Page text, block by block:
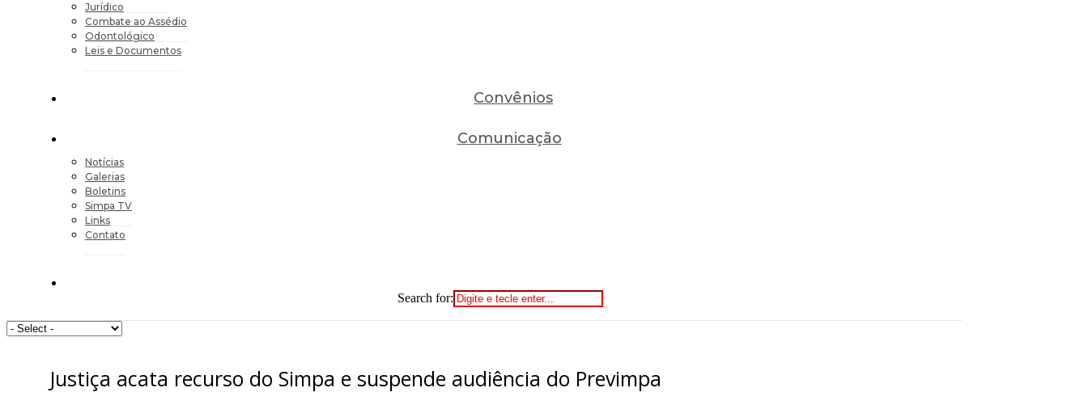
Jurídico
Combate ao Assédio
Odontológico
Leis e Documentos
Convênios
Comunicação
Notícias
Galerias
Boletins
Simpa TV
Links
Contato
Search for:
Justiça acata recurso do Simpa e suspende audiência do Previmpa